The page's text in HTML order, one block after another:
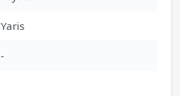
Yaris
-